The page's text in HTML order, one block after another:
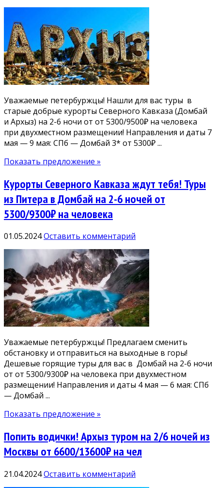
Уважаемые петербуржцы! Нашли для вас туры в
старые добрые курорты Северного Кавказа (Домбай
и Архыз) на 2-6 ночи от от 5300/9500₽ на человека
при двухместном размещении! Направления и даты 7
мая — 9 мая: СПб — Домбай 3* от 5300₽ ...
Показать предложение »
Курорты Северного Кавказа ждут тебя! Туры
из Питера в Домбай на 2-6 ночей от
5300/9300₽ на человека
01.05.2024Оставить комментарий
Уважаемые петербуржцы! Предлагаем сменить
обстановку и отправиться на выходные в горы!
Дешевые горящие туры для вас в Домбай на 2-6 ночи
от от 5300/9300₽ на человека при двухместном
размещении! Направления и даты 4 мая — 6 мая: СПб
— Домбай ...
Показать предложение »
Попить водички! Архыз туром на 2/6 ночей из
Москвы от 6600/13600₽ на чел
21.04.2024Оставить комментарий